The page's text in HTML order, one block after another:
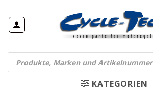
Inhalt
springen
Products
search
KATEGORIEN